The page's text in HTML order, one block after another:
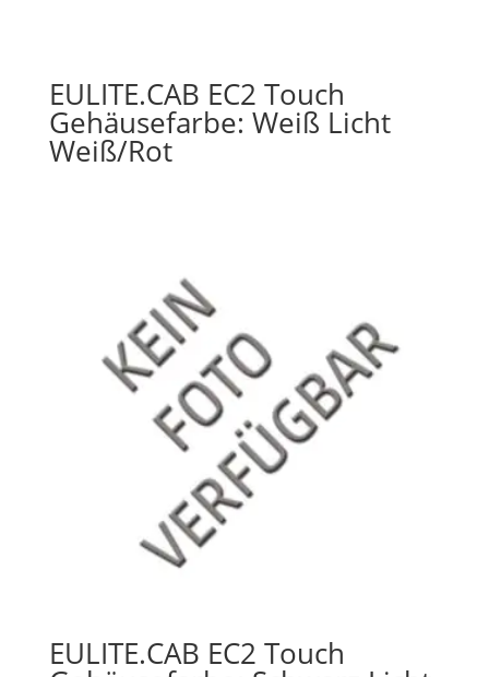
EULITE.CAB EC2 Touch
Gehäusefarbe: Weiß Licht
Weiß/Rot
EULITE.CAB EC2 Touch